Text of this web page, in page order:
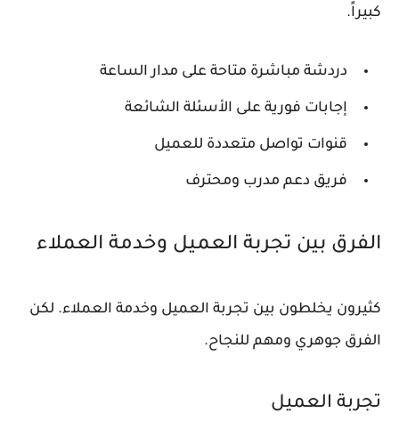
كبيراً.
دردشة مباشرة متاحة على مدار الساعة
إجابات فورية على الأسئلة الشائعة
قنوات تواصل متعددة للعميل
فريق دعم مدرب ومحترف
الفرق بين تجربة العميل وخدمة العملاء
كثيرون يخلطون بين تجربة العميل وخدمة العملاء. لكن
الفرق جوهري ومهم للنجاح.
تجربة العميل